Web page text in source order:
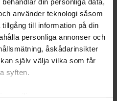
använder teknologi såsom
till information på din
personliga annonser och
åskådarinsikter
själv välja vilka som får
syften.